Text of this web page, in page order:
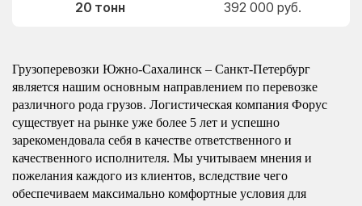
20 тонн 392 000 руб.
Грузоперевозки Южно-Сахалинск – Санкт-Петербург
является нашим основным направлением по перевозке
различного рода грузов. Логистическая компания Форус
существует на рынке уже более 5 лет и успешно
зарекомендовала себя в качестве ответственного и
качественного исполнителя. Мы учитываем мнения и
пожелания каждого из клиентов, вследствие чего
обеспечиваем максимально комфортные условия для